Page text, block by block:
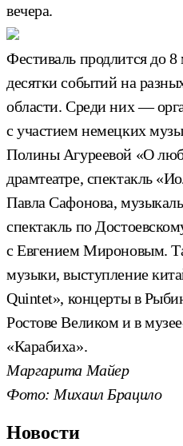
вечера.
Фестиваль продлится до
десятки событий на
области. Среди них —
с участием немецких
Полины Агуреевой «О
драмтеатре, спектакль
Павла Сафонова,
спектакль по
с Евгением Мироновым.
музыки, выступление
Quintet», концерты в
Ростове Великом и в
«Карабиха».
Маргарита Майер
Фото: Михаил Брацило
Новости